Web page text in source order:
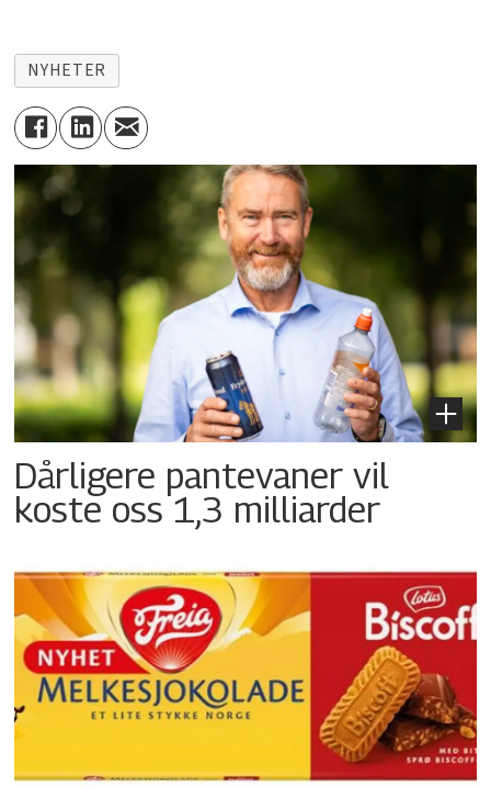
NYHETER
Dårligere pantevaner vil
koste oss 1,3 milliarder